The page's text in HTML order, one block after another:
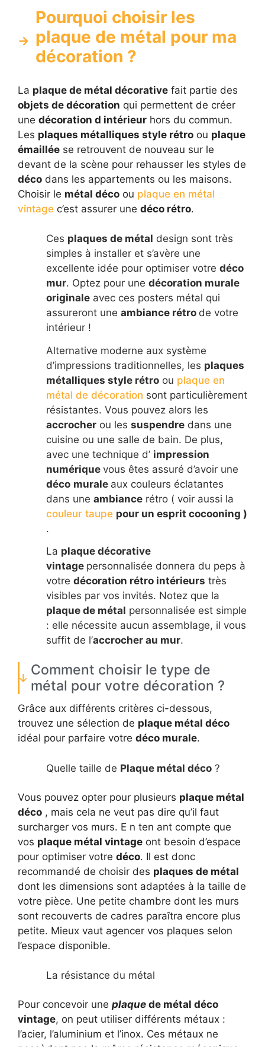
Pourquoi choisir les
plaque de métal pour ma
décoration ?
La plaque de métal décorative fait partie des
objets de décoration qui permettent de créer
une décoration d intérieur hors du commun.
Les plaques métalliques style rétro ou plaque
émaillée se retrouvent de nouveau sur le
devant de la scène pour rehausser les styles de
déco dans les appartements ou les maisons.
Choisir le métal déco ou plaque en métal
vintage c’est assurer une déco rétro.
Ces plaques de métal design sont très
simples à installer et s’avère une
excellente idée pour optimiser votre déco
mur. Optez pour une décoration murale
originale avec ces posters métal qui
assureront une ambiance rétro de votre
intérieur !
Alternative moderne aux système
d’impressions traditionnelles, les plaques
métalliques style rétro ou plaque en
métal de décoration sont particulièrement
résistantes. Vous pouvez alors les
accrocher ou les suspendre dans une
cuisine ou une salle de bain. De plus,
avec une technique d’ impression
numérique vous êtes assuré d’avoir une
déco murale aux couleurs éclatantes
dans une ambiance rétro ( voir aussi la
couleur taupe pour un esprit cocooning )
.
La plaque décorative
vintage personnalisée donnera du peps à
votre décoration rétro intérieurs très
visibles par vos invités. Notez que la
plaque de métal personnalisée est simple
: elle nécessite aucun assemblage, il vous
suffit de l’accrocher au mur.
Comment choisir le type de
métal pour votre décoration ?
Grâce aux différents critères ci-dessous,
trouvez une sélection de plaque métal déco
idéal pour parfaire votre déco murale.
Quelle taille de Plaque métal déco ?
Vous pouvez opter pour plusieurs plaque métal
déco , mais cela ne veut pas dire qu’il faut
surcharger vos murs. E n ten ant compte que
vos plaque métal vintage ont besoin d’espace
pour optimiser votre déco. Il est donc
recommandé de choisir des plaques de métal
dont les dimensions sont adaptées à la taille de
votre pièce. Une petite chambre dont les murs
sont recouverts de cadres paraîtra encore plus
petite. Mieux vaut agencer vos plaques selon
l’espace disponible.
La résistance du métal
Pour concevoir une plaque de métal déco
vintage, on peut utiliser différents métaux :
l’acier, l’aluminium et l’inox. Ces métaux ne